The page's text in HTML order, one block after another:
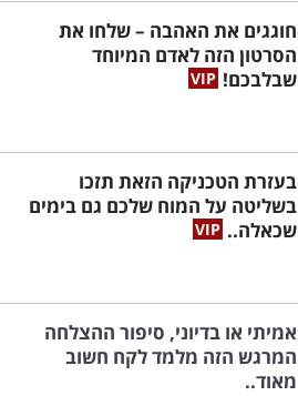
חוגגים את האהבה – שלחו את
הסרטון הזה לאדם המיוחד
שבלבכם!
בעזרת הטכניקה הזאת תזכו
בשליטה על המוח שלכם גם בימים
שכאלה..
אמיתי או בדיוני, סיפור ההצלחה
המרגש הזה מלמד לקח חשוב
מאוד..